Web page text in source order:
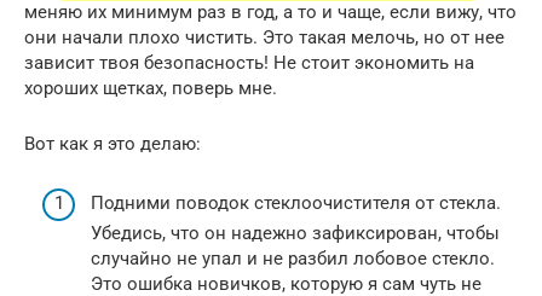
меняю их минимум раз в год, а то и чаще, если вижу, что
они начали плохо чистить. Это такая мелочь, но от нее
зависит твоя безопасность! Не стоит экономить на
хороших щетках, поверь мне.
Вот как я это делаю:
Подними поводок стеклоочистителя от стекла.
Убедись, что он надежно зафиксирован, чтобы
случайно не упал и не разбил лобовое стекло.
Это ошибка новичков, которую я сам чуть не